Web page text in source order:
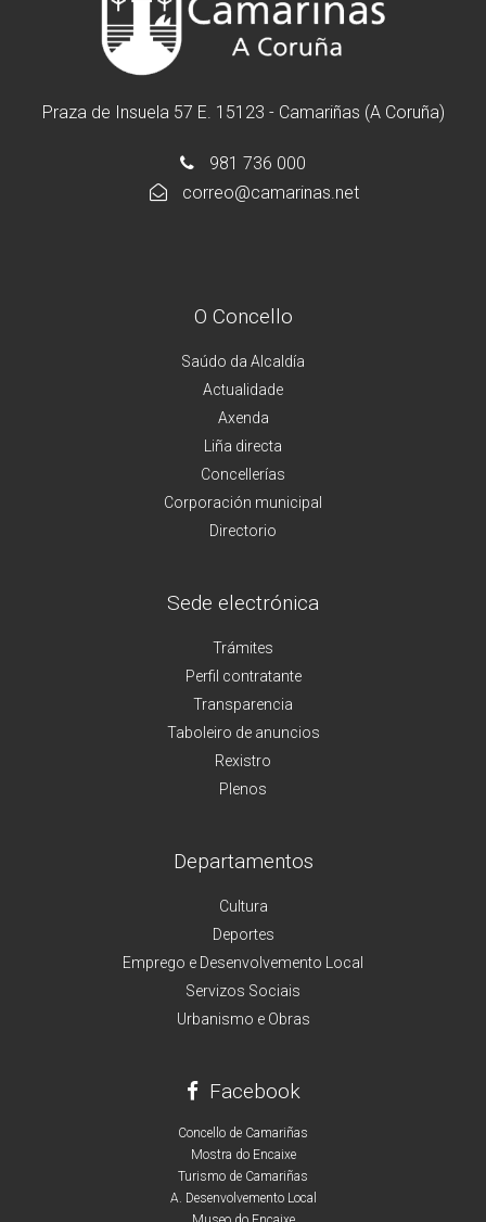
Praza de Insuela 57 E. 15123 - Camariñas (A Coruña)
981 736 000
correo@camarinas.net
O Concello
Saúdo da Alcaldía
Actualidade
Axenda
Liña directa
Concellerías
Corporación municipal
Directorio
Sede electrónica
Trámites
Perfil contratante
Transparencia
Taboleiro de anuncios
Rexistro
Plenos
Departamentos
Cultura
Deportes
Emprego e Desenvolvemento Local
Servizos Sociais
Urbanismo e Obras
Facebook
Concello de Camariñas
Mostra do Encaixe
Turismo de Camariñas
A. Desenvolvemento Local